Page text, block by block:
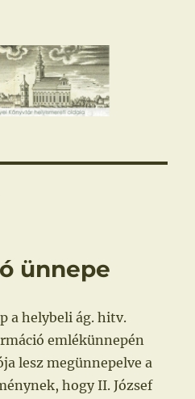
ünnepe
a helybeli ág. hitv.
emlékünnepén
lesz megünnepelve a
hogy II. József